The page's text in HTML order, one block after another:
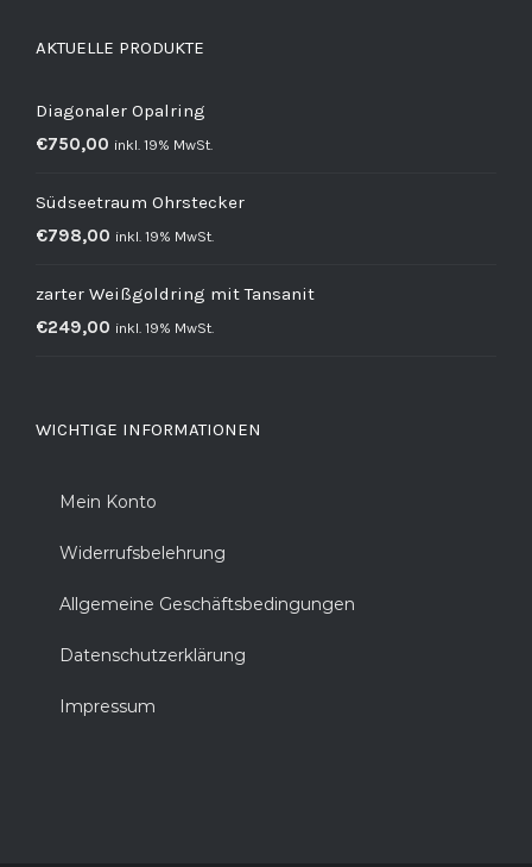
AKTUELLE PRODUKTE
Diagonaler Opalring
€750,00 inkl. 19% MwSt.
Südseetraum Ohrstecker
€798,00 inkl. 19% MwSt.
zarter Weißgoldring mit Tansanit
€249,00 inkl. 19% MwSt.
WICHTIGE INFORMATIONEN
Mein Konto
Widerrufsbelehrung
Allgemeine Geschäftsbedingungen
Datenschutzerklärung
Impressum